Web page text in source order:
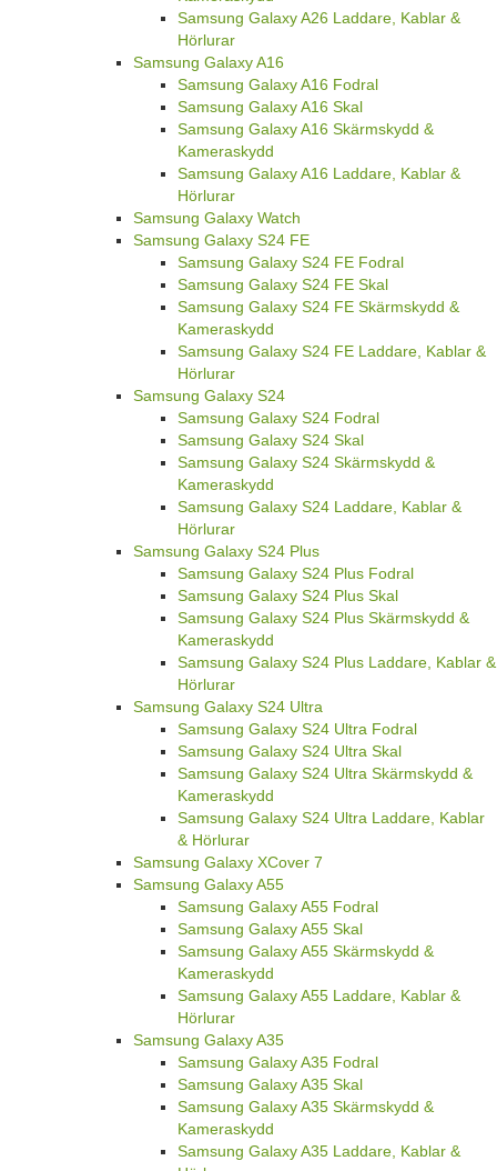
Samsung Galaxy A26 Laddare, Kablar &
Hörlurar
Samsung Galaxy A16
Samsung Galaxy A16 Fodral
Samsung Galaxy A16 Skal
Samsung Galaxy A16 Skärmskydd &
Kameraskydd
Samsung Galaxy A16 Laddare, Kablar &
Hörlurar
Samsung Galaxy Watch
Samsung Galaxy S24 FE
Samsung Galaxy S24 FE Fodral
Samsung Galaxy S24 FE Skal
Samsung Galaxy S24 FE Skärmskydd &
Kameraskydd
Samsung Galaxy S24 FE Laddare, Kablar &
Hörlurar
Samsung Galaxy S24
Samsung Galaxy S24 Fodral
Samsung Galaxy S24 Skal
Samsung Galaxy S24 Skärmskydd &
Kameraskydd
Samsung Galaxy S24 Laddare, Kablar &
Hörlurar
Samsung Galaxy S24 Plus
Samsung Galaxy S24 Plus Fodral
Samsung Galaxy S24 Plus Skal
Samsung Galaxy S24 Plus Skärmskydd &
Kameraskydd
Samsung Galaxy S24 Plus Laddare, Kablar &
Hörlurar
Samsung Galaxy S24 Ultra
Samsung Galaxy S24 Ultra Fodral
Samsung Galaxy S24 Ultra Skal
Samsung Galaxy S24 Ultra Skärmskydd &
Kameraskydd
Samsung Galaxy S24 Ultra Laddare, Kablar
& Hörlurar
Samsung Galaxy XCover 7
Samsung Galaxy A55
Samsung Galaxy A55 Fodral
Samsung Galaxy A55 Skal
Samsung Galaxy A55 Skärmskydd &
Kameraskydd
Samsung Galaxy A55 Laddare, Kablar &
Hörlurar
Samsung Galaxy A35
Samsung Galaxy A35 Fodral
Samsung Galaxy A35 Skal
Samsung Galaxy A35 Skärmskydd &
Kameraskydd
Samsung Galaxy A35 Laddare, Kablar &